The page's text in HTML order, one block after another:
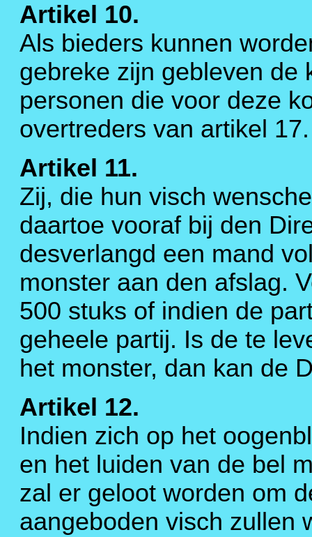
Artikel 10.
Als bieders kunnen
gebreke zijn gebleven de
personen die voor deze
overtreders van artikel 17.
Artikel 11.
Zij, die hun visch
daartoe vooraf bij den
desverlangd een mand
monster aan den afslag.
500 stuks of indien de
geheele partij. Is de te
het monster, dan kan de
Artikel 12.
Indien zich op het
en het luiden van de bel
zal er geloot worden om
aangeboden visch zullen